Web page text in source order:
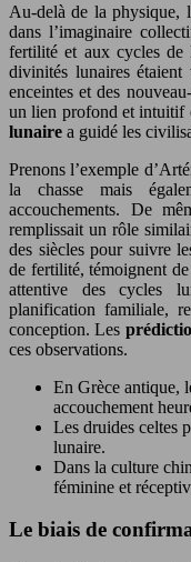
Au-delà de la physique,
dans l’imaginaire
fertilité et aux cycles de
divinités lunaires étaient
enceintes et des
un lien profond et intuitif
lunaire a guidé les
Prenons l’exemple
la chasse mais
accouchements. De
remplissait un rôle
des siècles pour suivre
de fertilité, témoignent
attentive des cycles
planification familiale,
conception. Les
ces observations.
En Grèce antique,
accouchement
Les druides celtes
lunaire.
Dans la culture
féminine et
Le biais de